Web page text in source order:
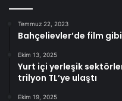
Temmuz 22, 2023
Bahçelievler’de film
Ekim 13, 2025
Yurt içi yerleşik
trilyon TL’ye ulaştı
Ekim 19, 2025